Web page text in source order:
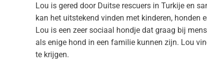
Lou is gered door Duitse rescuers in Turkije en
kan het uitstekend vinden met kinderen,
Lou is een zeer sociaal hondje dat graag bij
als enige hond in een familie kunnen zijn. Lou
te krijgen.